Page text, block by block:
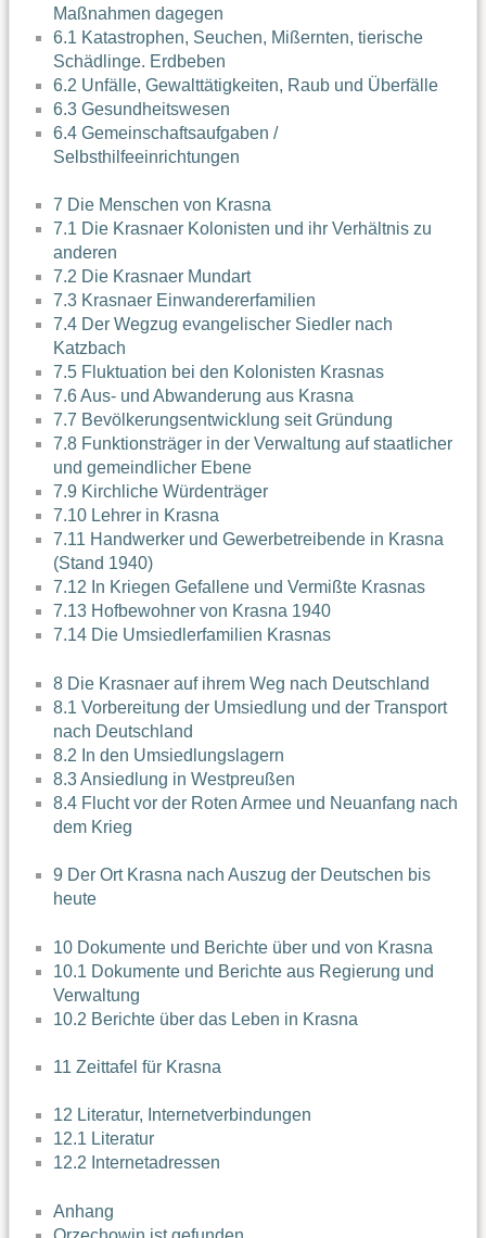
Maßnahmen dagegen
6.1 Katastrophen, Seuchen, Mißernten, tierische
Schädlinge. Erdbeben
6.2 Unfälle, Gewalttätigkeiten, Raub und Überfälle
6.3 Gesundheitswesen
6.4 Gemeinschaftsaufgaben /
Selbsthilfeeinrichtungen
7 Die Menschen von Krasna
7.1 Die Krasnaer Kolonisten und ihr Verhältnis zu
anderen
7.2 Die Krasnaer Mundart
7.3 Krasnaer Einwandererfamilien
7.4 Der Wegzug evangelischer Siedler nach
Katzbach
7.5 Fluktuation bei den Kolonisten Krasnas
7.6 Aus- und Abwanderung aus Krasna
7.7 Bevölkerungsentwicklung seit Gründung
7.8 Funktionsträger in der Verwaltung auf staatlicher
und gemeindlicher Ebene
7.9 Kirchliche Würdenträger
7.10 Lehrer in Krasna
7.11 Handwerker und Gewerbetreibende in Krasna
(Stand 1940)
7.12 In Kriegen Gefallene und Vermißte Krasnas
7.13 Hofbewohner von Krasna 1940
7.14 Die Umsiedlerfamilien Krasnas
8 Die Krasnaer auf ihrem Weg nach Deutschland
8.1 Vorbereitung der Umsiedlung und der Transport
nach Deutschland
8.2 In den Umsiedlungslagern
8.3 Ansiedlung in Westpreußen
8.4 Flucht vor der Roten Armee und Neuanfang nach
dem Krieg
9 Der Ort Krasna nach Auszug der Deutschen bis
heute
10 Dokumente und Berichte über und von Krasna
10.1 Dokumente und Berichte aus Regierung und
Verwaltung
10.2 Berichte über das Leben in Krasna
11 Zeittafel für Krasna
12 Literatur, Internetverbindungen
12.1 Literatur
12.2 Internetadressen
Anhang